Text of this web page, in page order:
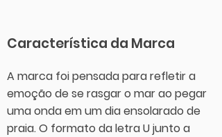
Característica da Marca
A marca foi pensada para refletir a
emoção de se rasgar o mar ao pegar
uma onda em um dia ensolarado de
praia.O formato da letra U junto a